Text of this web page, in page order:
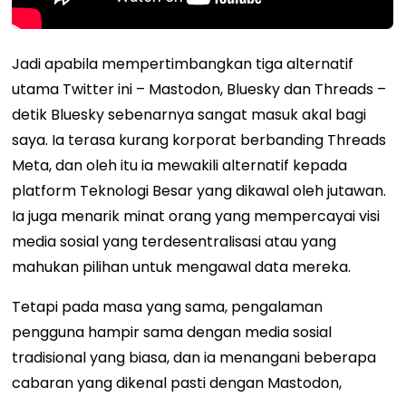
Jadi apabila mempertimbangkan tiga alternatif
utama Twitter ini – Mastodon, Bluesky dan Threads –
detik Bluesky sebenarnya sangat masuk akal bagi
saya. Ia terasa kurang korporat berbanding Threads
Meta, dan oleh itu ia mewakili alternatif kepada
platform Teknologi Besar yang dikawal oleh jutawan.
Ia juga menarik minat orang yang mempercayai visi
media sosial yang terdesentralisasi atau yang
mahukan pilihan untuk mengawal data mereka.
Tetapi pada masa yang sama, pengalaman
pengguna hampir sama dengan media sosial
tradisional yang biasa, dan ia menangani beberapa
cabaran yang dikenal pasti dengan Mastodon,